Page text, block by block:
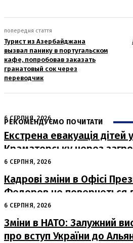
попередня стаття
Турист из Азербайджана
вызвал панику в португальском
кафе, попробовав заказать
гранатовый сок через
переводчик
РЕКОМЕНДУЄМО ПОЧИТАТИ
6 СЕРПНЯ, 2026
Екстрена евакуація дітей у
Краматорську через
безпеці
6 СЕРПНЯ, 2026
Кадрові зміни в Офісі
Федоров не повернеться
Міноборони
6 СЕРПНЯ, 2026
Зміни в НАТО: Залужний
про вступ України до